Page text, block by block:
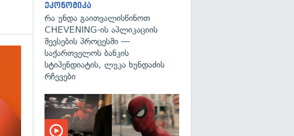
ეკონომიკა
რა უნდა გაითვალისწინოთ
CHEVENING-ის აპლიკაციის
შევსების პროცესში —
საქართველოს ბანკის
სტიპენდიატის, ლუკა ხუნდაძის
რჩევები